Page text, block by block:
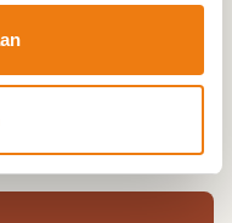
en terreinen
Centrum,
en Q-park.